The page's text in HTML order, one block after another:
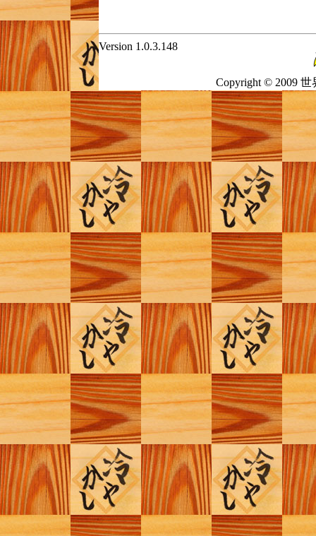
Version 1.0.3.148
Copyright © 2009 世